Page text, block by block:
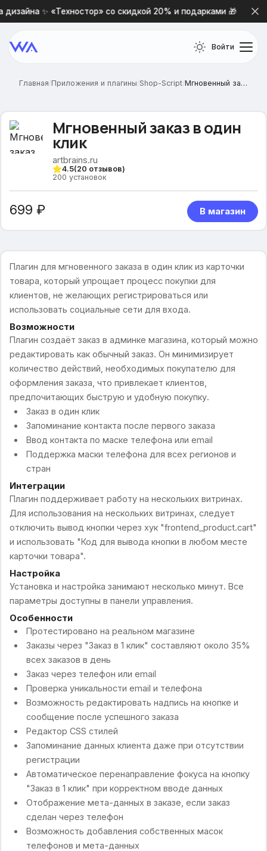
✨ «Техностор» со скидкой 20% и подарками 🎁
Войти
Главная/Приложения и плагины/Shop-Script/ Мгновенный заказ в один клик
Мгновенный заказ в один
клик
artbrains.ru
4.5(20 отзывов)
200 установок
699 ₽ В магазин
Плагин для мгновенного заказа в один клик из карточки
товара, который упрощает процесс покупки для
клиентов, не желающих регистрироваться или
использовать социальные сети для входа.
Возможности
Плагин создаёт заказ в админке магазина, который можно
редактировать как обычный заказ. Он минимизирует
количество действий, необходимых покупателю для
оформления заказа, что привлекает клиентов,
предпочитающих быструю и удобную покупку.
Заказ в один клик
Запоминание контакта после первого заказа
Ввод контакта по маске телефона или email
Поддержка маски телефона для всех регионов и
стран
Интеграции
Плагин поддерживает работу на нескольких витринах.
Для использования на нескольких витринах, следует
отключить вывод кнопки через хук "frontend_product.cart"
и использовать "Код для вывода кнопки в любом месте
карточки товара".
Настройка
Установка и настройка занимают несколько минут. Все
параметры доступны в панели управления.
Особенности
Протестировано на реальном магазине
Заказы через "Заказ в 1 клик" составляют около 35%
всех заказов в день
Заказ через телефон или email
Проверка уникальности email и телефона
Возможность редактировать надпись на кнопке и
сообщение после успешного заказа
Редактор CSS стилей
Запоминание данных клиента даже при отсутствии
регистрации
Автоматическое перенаправление фокуса на кнопку
"Заказ в 1 клик" при корректном вводе данных
Отображение мета-данных в заказе, если заказ
сделан через телефон
Возможность добавления собственных масок
телефонов и мета-данных